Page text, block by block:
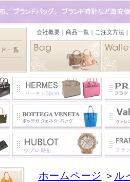
ホームページ ＞ ル